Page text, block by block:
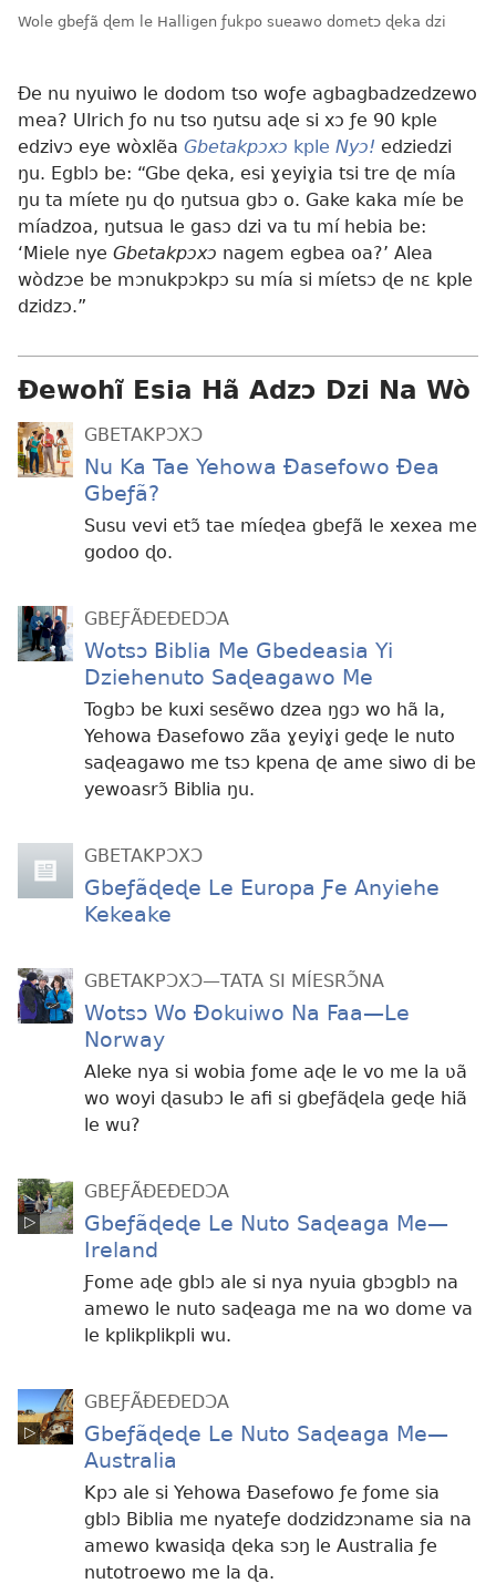
Wole gbeƒã ɖem le Halligen ƒukpo sueawo dometɔ ɖeka dzi
Ðe nu nyuiwo le dodom tso woƒe agbagbadzedzewo
mea? Ulrich ƒo nu tso ŋutsu aɖe si xɔ ƒe 90 kple
edzivɔ eye wòxlẽa Gbetakpɔxɔ kple Nyɔ! edziedzi
ŋu. Egblɔ be: “Gbe ɖeka, esi ɣeyiɣia tsi tre ɖe mía
ŋu ta míete ŋu ɖo ŋutsua gbɔ o. Gake kaka míe be
míadzoa, ŋutsua le gasɔ dzi va tu mí hebia be:
‘Miele nye Gbetakpɔxɔ nagem egbea oa?’ Alea
wòdzɔe be mɔnukpɔkpɔ su mía si míetsɔ ɖe nɛ kple
dzidzɔ.”
Ɖewohĩ Esia Hã Adzɔ Dzi Na Wò
GBETAKPƆXƆ
Nu Ka Tae Yehowa Ðasefowo Ðea
Gbeƒã?
Susu vevi etɔ̃ tae míeɖea gbeƒã le xexea me
godoo ɖo.
GBEƑÃÐEÐEDƆA
Wotsɔ Biblia Me Gbedeasia Yi
Dziehenuto Saɖeagawo Me
Togbɔ be kuxi sesẽwo dzea ŋgɔ wo hã la,
Yehowa Ðasefowo zãa ɣeyiɣi geɖe le nuto
saɖeagawo me tsɔ kpena ɖe ame siwo di be
yewoasrɔ̃ Biblia ŋu.
GBETAKPƆXƆ
Gbeƒãɖeɖe Le Europa Ƒe Anyiehe
Kekeake
GBETAKPƆXƆ—TATA SI MÍESRƆ̃NA
Wotsɔ Wo Ðokuiwo Na Faa—Le
Norway
Aleke nya si wobia ƒome aɖe le vo me la ʋã
wo woyi ɖasubɔ le afi si gbeƒãɖela geɖe hiã
le wu?
GBEƑÃÐEÐEDƆA
Gbeƒãɖeɖe Le Nuto Saɖeaga Me​—
Ireland
Ƒome aɖe gblɔ ale si nya nyuia gbɔgblɔ na
amewo le nuto saɖeaga me na wo dome va
le kplikplikpli wu.
GBEƑÃÐEÐEDƆA
Gbeƒãɖeɖe Le Nuto Saɖeaga Me​—
Australia
Kpɔ ale si Yehowa Ðasefowo ƒe ƒome sia
gblɔ Biblia me nyateƒe dodzidzɔname sia na
amewo kwasiɖa ɖeka sɔŋ le Australia ƒe
nutotroewo me la ɖa.